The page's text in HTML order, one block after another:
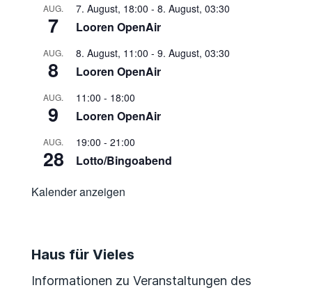
AUG.
7
7. August, 18:00 - 8. August, 03:30
Looren OpenAir
AUG.
8
8. August, 11:00 - 9. August, 03:30
Looren OpenAir
AUG.
9
11:00 - 18:00
Looren OpenAir
AUG.
28
19:00 - 21:00
Lotto/Bingoabend
Kalender anzeigen
Haus für Vieles
Informationen zu Veranstaltungen des